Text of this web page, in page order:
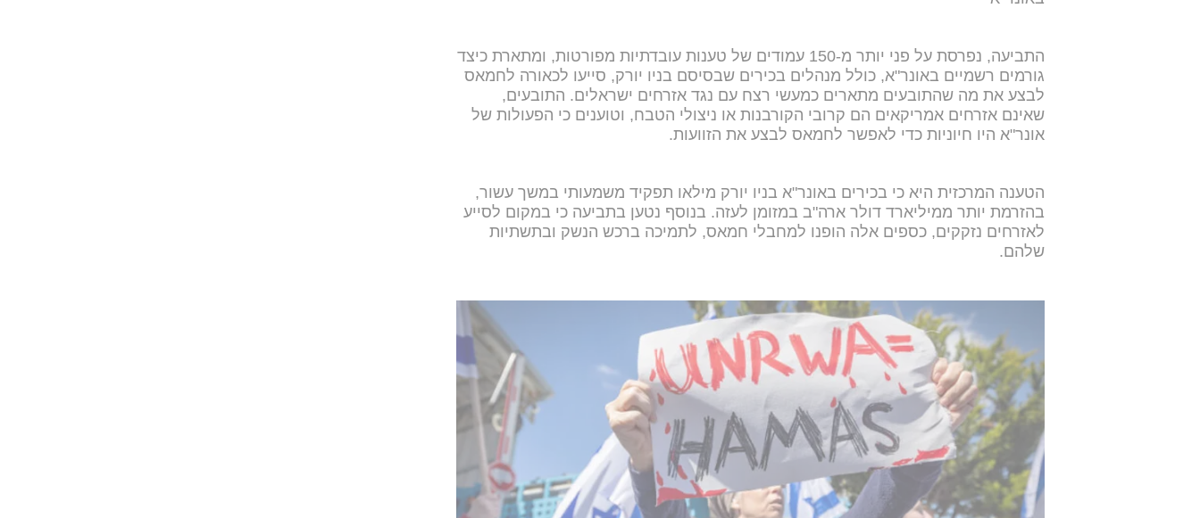
התביעה, נפרסת על פני יותר מ-150 עמודים של טענות עובדתיות מפורטות, ומתארת כיצד
גורמים רשמיים באונר"א, כולל מנהלים בכירים שבסיסם בניו יורק, סייעו לכאורה לחמאס
לבצע את מה שהתובעים מתארים כמעשי רצח עם נגד אזרחים ישראלים. התובעים,
שאינם אזרחים אמריקאים הם קרובי הקורבנות או ניצולי הטבח, וטוענים כי הפעולות של
אונר"א היו חיוניות כדי לאפשר לחמאס לבצע את הזוועות.
הטענה המרכזית היא כי בכירים באונר"א בניו יורק מילאו תפקיד משמעותי במשך עשור,
בהזרמת יותר ממיליארד דולר ארה"ב במזומן לעזה. בנוסף נטען בתביעה כי במקום לסייע
לאזרחים נזקקים, כספים אלה הופנו למחבלי חמאס, לתמיכה ברכש הנשק ובתשתיות
שלהם.